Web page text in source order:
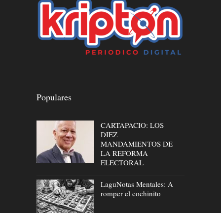
Populares
CARTAPACIO: LOS
DIEZ
MANDAMIENTOS DE
LA REFORMA
ELECTORAL
LaguNotas Mentales: A
romper el cochinito